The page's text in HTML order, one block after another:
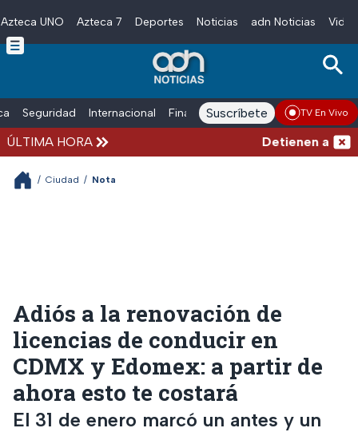
Skip to main content
Azteca UNO Azteca 7 Deportes Noticias adn Noticias
Seguridad Internacional Finanzas adn Noticias Radio
Suscríbete TV En Vivo
ÚLTIMA HORA Detienen al
/ Ciudad / Nota
Adiós a la renovación de
licencias de conducir en
CDMX y Edomex: a partir de
ahora esto te costará
El 31 de enero marcó un antes y un